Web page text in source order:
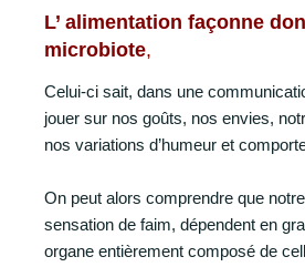
L’ alimentation façonne
microbiote,
Celui-ci sait, dans une
jouer sur nos goûts, nos envies,
nos variations d’humeur et
On peut alors comprendre que
sensation de faim, dépendent en
organe entièrement composé de